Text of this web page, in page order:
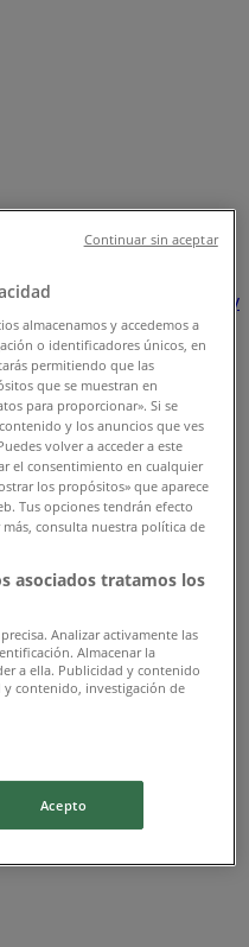
y Ópticas
Perfumerías y
BebésDeporteCarros,
ConstrucciónLibros y
Colanta
Hot Wheels
la empresa
las compras locales
almacenamos y accedemos a
o identificadores únicos, en
permitiendo que las
que se muestran en
para proporcionar». Si se
y los anuncios que ves
volver a acceder a este
el consentimiento en cualquier
los propósitos» que aparece
Tus opciones tendrán efecto
consulta nuestra política de
asociados tratamos los
Analizar activamente las
Almacenar la
a ella. Publicidad y contenido
contenido, investigación de
Acepto
Continuar sin aceptar